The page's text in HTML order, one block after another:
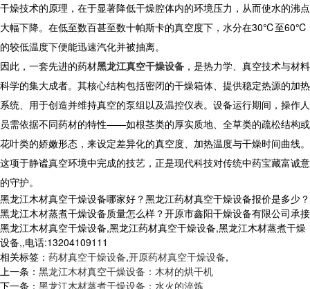
干燥技术的原理，在于显著降低干燥腔体内的环境压力，从而使水的沸点
大幅下降。在低至数百甚至数十帕斯卡的真空度下，水分在30℃至60℃
的较低温度下便能迅速汽化并被抽离。
因此，一套先进的药材黑龙江真空干燥设备 ，是热力学、真空技术与材料
科学的集大成者。其核心结构包括密闭的干燥箱体、提供稳定热源的加热
系统、用于创造并维持真空的泵组以及温控仪表。设备运行期间，操作人
员需依据不同药材的特性——如根茎类的厚实质地、全草类的疏松结构或
花叶类的娇嫩形态，来设定差异化的真空度、加热温度与干燥时间曲线。
这项于静谧真空环境中完成的技艺，正是现代科技对传统中药宝藏富诚意
的守护。
黑龙江木材真空干燥设备哪家好？黑龙江药材真空干燥设备报价是多少？
黑龙江木材蒸煮干燥设备质量怎么样？开原市鑫阳干燥设备有限公司承接
黑龙江木材真空干燥设备,黑龙江药材真空干燥设备,黑龙江木材蒸煮干燥
设备,,电话:13204109111
相关标签： 药材真空干燥设备,开原药材真空干燥设备,
上一条： 黑龙江木材真空干燥设备：木材的烘干机
下一条： 黑龙江木材蒸煮干燥设备：水火的淬炼